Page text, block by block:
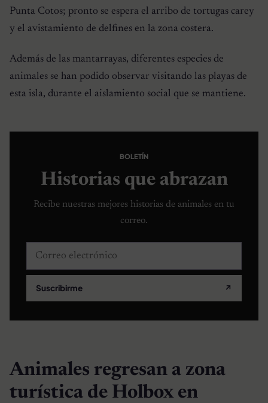
Punta Cotos; pronto se espera el arribo de tortugas carey
y el avistamiento de delfines en la zona costera.
Además de las mantarrayas, diferentes especies de
animales se han podido observar visitando las playas de
esta isla, durante el aislamiento social que se mantiene.
BOLETÍN
Historias que abrazan
Recibe nuestras mejores historias de animales en tu
correo.
Correo electrónico
Suscribirme ↗
Animales regresan a zona
turística de Holbox en